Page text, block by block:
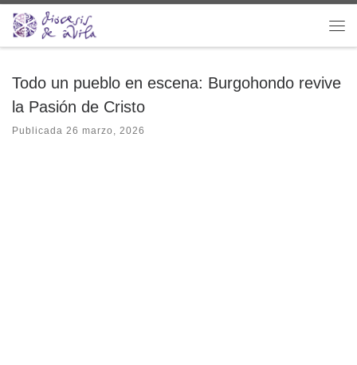
Saltar al contenido
Todo un pueblo en escena: Burgohondo revive
la Pasión de Cristo
Publicada 26 marzo, 2026